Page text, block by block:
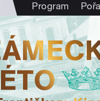
Program